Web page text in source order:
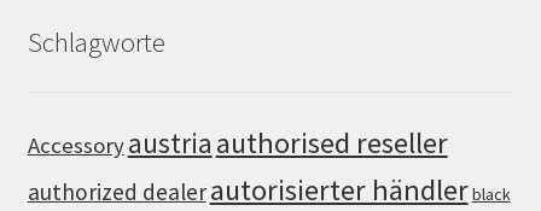
Schlagworte
Accessoryaustria authorised reseller
authorized dealerautorisierter händlerblack